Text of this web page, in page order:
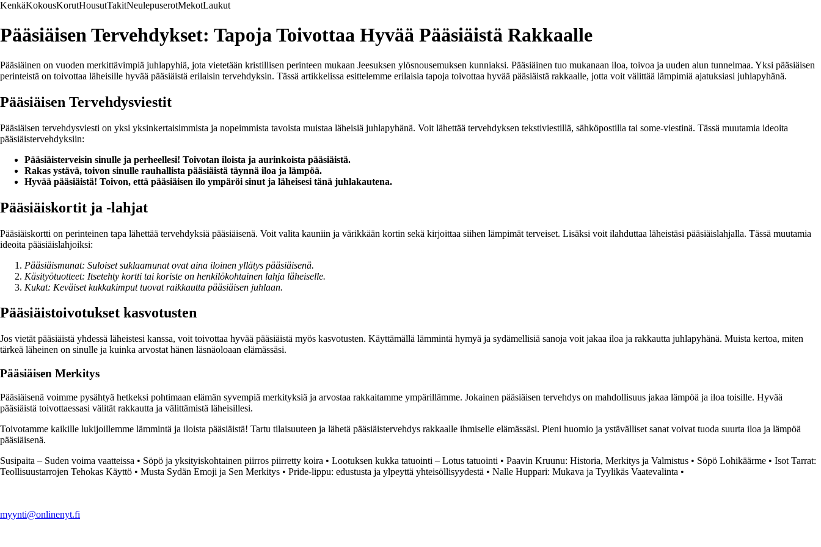
KenkäKokousKorutHousutTakitNeulepuserotMekotLaukut
Pääsiäisen Tervehdykset: Tapoja Toivottaa Hyvää Pääsiäistä Rakkaalle
Pääsiäinen on vuoden merkittävimpiä juhlapyhiä, jota vietetään kristillisen perinteen mukaan Jeesuksen ylösnousemuksen kunniaksi. Pääsiäinen tuo mukanaan iloa, toivoa ja uuden alun tunnelmaa. Yksi pääsiäisen
perinteistä on toivottaa läheisille hyvää pääsiäistä erilaisin tervehdyksin. Tässä artikkelissa esittelemme erilaisia tapoja toivottaa hyvää pääsiäistä rakkaalle, jotta voit välittää lämpimiä ajatuksiasi juhlapyhänä.
Pääsiäisen Tervehdysviestit
Pääsiäisen tervehdysviesti on yksi yksinkertaisimmista ja nopeimmista tavoista muistaa läheisiä juhlapyhänä. Voit lähettää tervehdyksen tekstiviestillä, sähköpostilla tai some-viestinä. Tässä muutamia ideoita
pääsiäistervehdyksiin:
Pääsiäisterveisin sinulle ja perheellesi! Toivotan iloista ja aurinkoista pääsiäistä.
Rakas ystävä, toivon sinulle rauhallista pääsiäistä täynnä iloa ja lämpöä.
Hyvää pääsiäistä! Toivon, että pääsiäisen ilo ympäröi sinut ja läheisesi tänä juhlakautena.
Pääsiäiskortit ja -lahjat
Pääsiäiskortti on perinteinen tapa lähettää tervehdyksiä pääsiäisenä. Voit valita kauniin ja värikkään kortin sekä kirjoittaa siihen lämpimät terveiset. Lisäksi voit ilahduttaa läheistäsi pääsiäislahjalla. Tässä muutamia
ideoita pääsiäislahjoiksi:
Pääsiäismunat: Suloiset suklaamunat ovat aina iloinen yllätys pääsiäisenä.
Käsityötuotteet: Itsetehty kortti tai koriste on henkilökohtainen lahja läheiselle.
Kukat: Keväiset kukkakimput tuovat raikkautta pääsiäisen juhlaan.
Pääsiäistoivotukset kasvotusten
Jos vietät pääsiäistä yhdessä läheistesi kanssa, voit toivottaa hyvää pääsiäistä myös kasvotusten. Käyttämällä lämmintä hymyä ja sydämellisiä sanoja voit jakaa iloa ja rakkautta juhlapyhänä. Muista kertoa, miten
tärkeä läheinen on sinulle ja kuinka arvostat hänen läsnäoloaan elämässäsi.
Pääsiäisen Merkitys
Pääsiäisenä voimme pysähtyä hetkeksi pohtimaan elämän syvempiä merkityksiä ja arvostaa rakkaitamme ympärillämme. Jokainen pääsiäisen tervehdys on mahdollisuus jakaa lämpöä ja iloa toisille. Hyvää
pääsiäistä toivottaessasi välität rakkautta ja välittämistä läheisillesi.
Toivotamme kaikille lukijoillemme lämmintä ja iloista pääsiäistä! Tartu tilaisuuteen ja lähetä pääsiäistervehdys rakkaalle ihmiselle elämässäsi. Pieni huomio ja ystävälliset sanat voivat tuoda suurta iloa ja lämpöä
pääsiäisenä.
Susipaita – Suden voima vaatteissa • Söpö ja yksityiskohtainen piirros piirretty koira • Lootuksen kukka tatuointi – Lotus tatuointi • Paavin Kruunu: Historia, Merkitys ja Valmistus • Söpö Lohikäärme • Isot Tarrat:
Teollisuustarrojen Tehokas Käyttö • Musta Sydän Emoji ja Sen Merkitys • Pride-lippu: edustusta ja ylpeyttä yhteisöllisyydestä • Nalle Huppari: Mukava ja Tyylikäs Vaatevalinta •
myynti@onlinenyt.fi